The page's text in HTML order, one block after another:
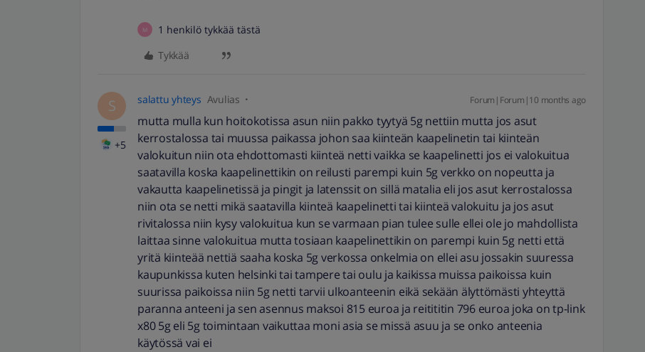
M
1 henkilö tykkää tästä
Tykkää
S
+5
salattu yhteys Avulias Forum|Forum|10 months ago
mutta mulla kun hoitokotissa asun niin pakko tyytyä 5g nettiin mutta jos asut
kerrostalossa tai muussa paikassa johon saa kiinteän kaapelinetin tai kiinteän
valokuitun niin ota ehdottomasti kiinteä netti vaikka se kaapelinetti jos ei valokuitua
saatavilla koska kaapelinettikin on reilusti parempi kuin 5g verkko on nopeutta ja
vakautta kaapelinetissä ja pingit ja latenssit on sillä matalia eli jos asut kerrostalossa
niin ota se netti mikä saatavilla kiinteä kaapelinetti tai kiinteä valokuitu ja jos asut
rivitalossa niin kysy valokuitua kun se varmaan pian tulee sulle ellei ole jo mahdollista
laittaa sinne valokuitua mutta tosiaan kaapelinettikin on parempi kuin 5g netti että
yritä kiinteää nettiä saaha koska 5g verkossa onkelmia on ellei asu jossakin suuressa
kaupunkissa kuten helsinki tai tampere tai oulu ja kaikissa muissa paikoissa kuin
suurissa paikoissa niin 5g netti tarvii ulkoanteenin eikä sekään älyttömästi yhteyttä
paranna anteeni ja sen asennus maksoi 815 euroa ja reitititin 796 euroa joka on tp-link
x80 5g eli 5g toimintaan vaikuttaa moni asia se missä asuu ja se onko anteenia
käytössä vai ei